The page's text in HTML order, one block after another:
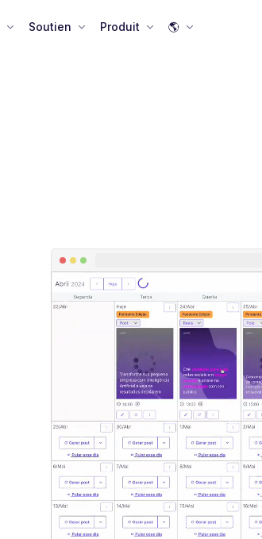
Soutien Produit 🌎